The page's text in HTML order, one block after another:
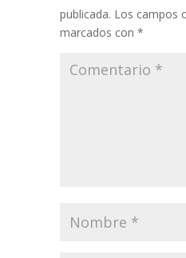
publicada. Los campos
marcados con *